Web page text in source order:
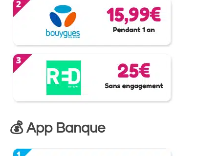
💰 App Banque